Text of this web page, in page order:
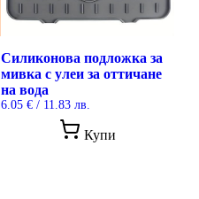
Силиконова подложка за
мивка с улеи за оттичане
на вода
6.05 € / 11.83 лв.
Купи